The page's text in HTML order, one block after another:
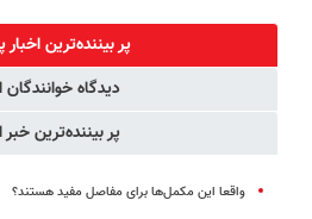
سبک و مقاوم |
پرداخت قسطی
بهپر بیننده‌ترین
دیدگاه خوانندگان
پر بیننده‌ترین خبر
واقعا این مکمل‌ها برای مفاصل مفید هستند؟